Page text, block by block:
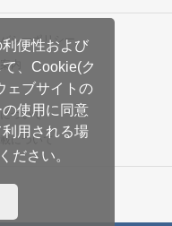
便性および
、Cookie(ク
ェブサイトの
使用に同意
用される場
ださい。
シーポリシー
内
ついて
について